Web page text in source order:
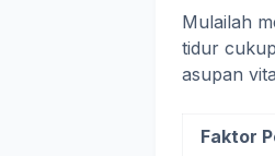
Mulailah
tidur
asupan
Faktor